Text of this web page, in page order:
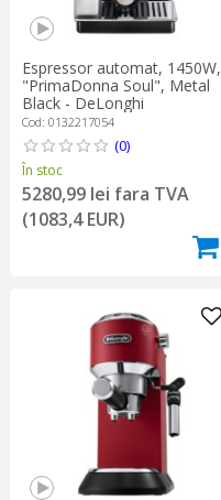
Espressor automat, 1450W,
"PrimaDonna Soul", Metal
Black - DeLonghi
Cod: 0132217054
(0)
În stoc
5280,99 lei fara TVA
(1083,4 EUR)